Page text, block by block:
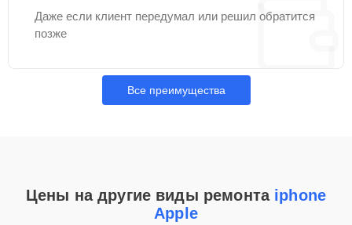
Даже если клиент передумал или решил обратится
позже
Все преимущества
Цены на другие виды ремонта iphone
Apple